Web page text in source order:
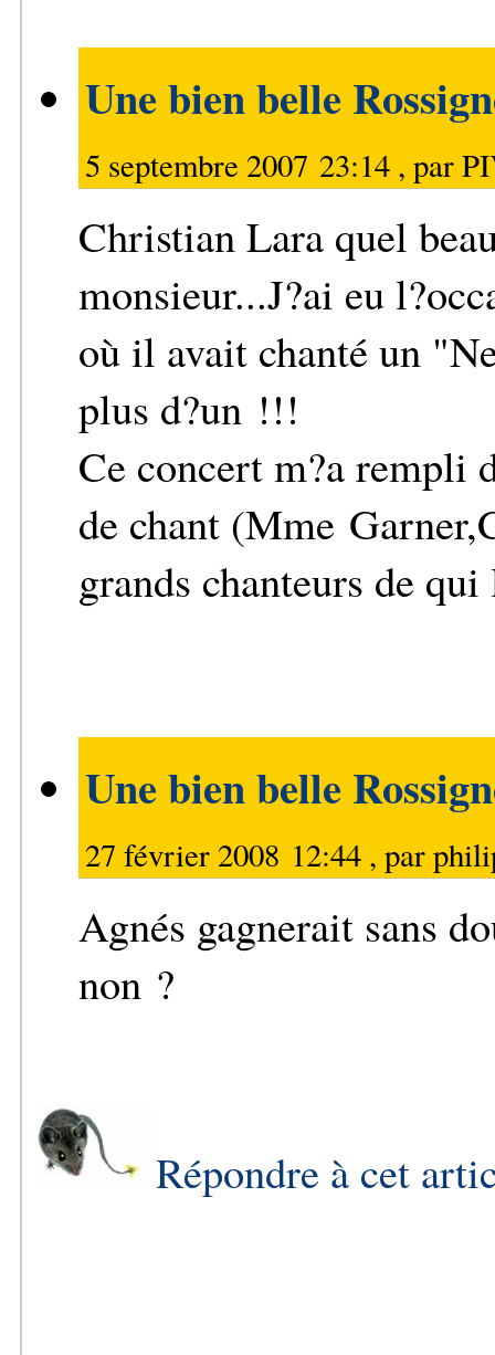
Une bien belle
5 septembre 2007 23:14 , par
Christian Lara quel
monsieur...J?ai eu
où il avait chanté un
plus d?un !!!
Ce concert m?a rempli
de chant (Mme
grands chanteurs de
Une bien belle
27 février 2008 12:44 , par
Agnés gagnerait sans
non ?
Répondre à cet